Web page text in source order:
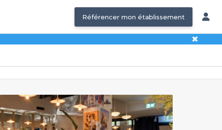
Référencer mon établissement
✖